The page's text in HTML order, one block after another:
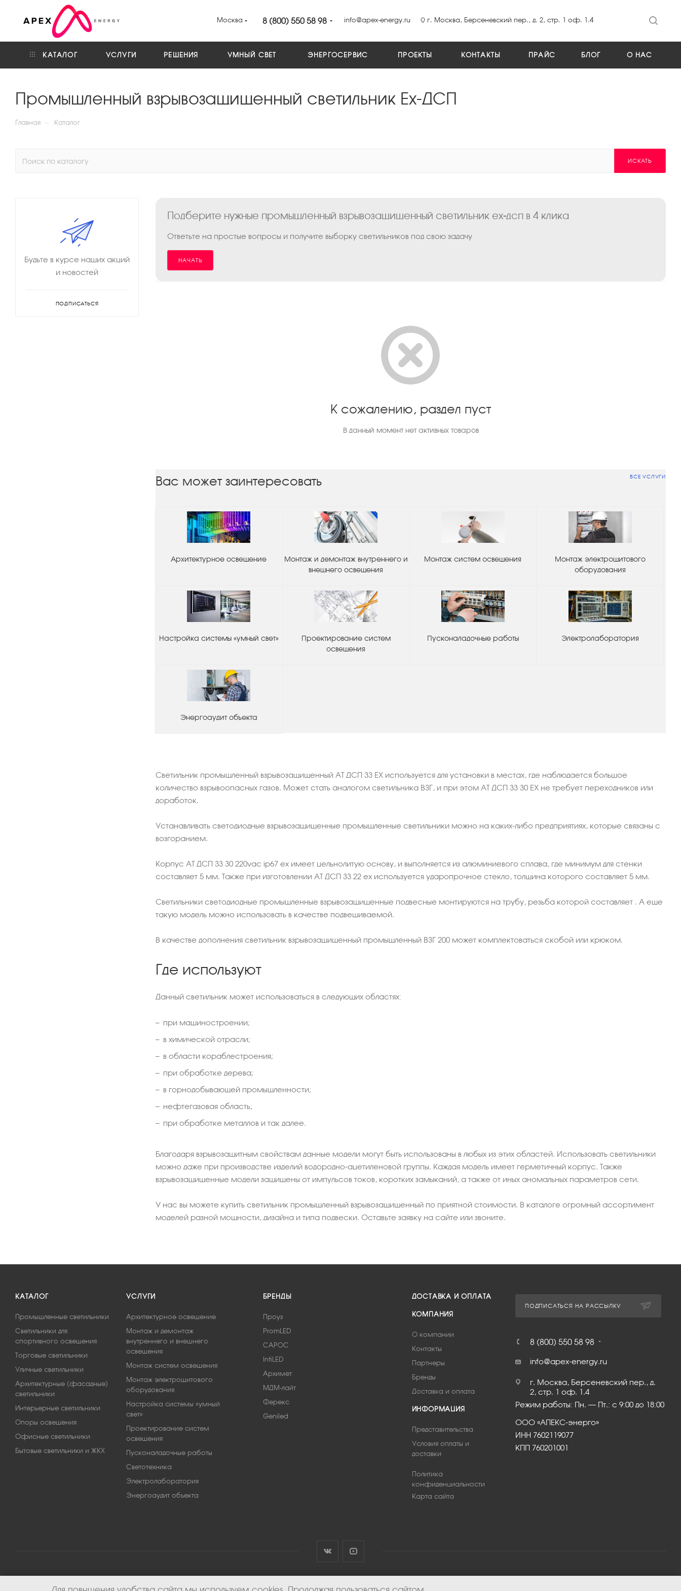
Москва 8 (800) 550 58 98 info@apex-energy.ru г. Москва, Берсеневский пер., д. 2, стр. 1 оф. 1.4
КАТАЛОГ УСЛУГИ РЕШЕНИЯ УМНЫЙ СВЕТ ЭНЕРГОСЕРВИС ПРОЕКТЫ КОНТАКТЫ ПРАЙС БЛОГ О НАС
Промышленный взрывозащищенный светильник Ex-ДСП
Главная — Каталог
ИСКАТЬ
Подберите нужные промышленный взрывозащищенный светильник ex-дсп в 4 клика
Ответьте на простые вопросы и получите выборку светильников под свою задачу
НАЧАТЬ
К сожалению, раздел пуст
В данный момент нет активных товаров
Вас может заинтересовать ВСЕ УСЛУГИ
Архитектурное освещение
Монтаж и демонтаж внутреннего и
внешнего освещения
Монтаж систем освещения
Монтаж электрощитового
оборудования
Настройка системы «умный свет»
Проектирование систем
освещения
Пусконаладочные работы Электролаборатория
Энергоаудит объекта
Светильник промышленный взрывозащищенный АТ ДСП 33 ЕХ используется для установки в местах, где наблюдается большое
количество взрывоопасных газов. Может стать аналогом светильника ВЗГ, и при этом АТ ДСП 33 30 ЕХ не требует переходников или
доработок.
Устанавливать светодиодные взрывозащищенные промышленные светильники можно на каких-либо предприятиях, которые связаны с
возгоранием.
Корпус АТ ДСП 33 30 220vac ip67 ex имеет цельнолитую основу, и выполняется из алюминиевого сплава, где минимум для стенки
составляет 5 мм. Также при изготовлении АТ ДСП 33 22 ex используется ударопрочное стекло, толщина которого составляет 5 мм.
Светильники светодиодные промышленные взрывозащищенные подвесные монтируются на трубу, резьба которой составляет ¾. А еще
такую модель можно использовать в качестве подвешиваемой.
В качестве дополнения светильник взрывозащищенный промышленный ВЗГ 200 может комплектоваться скобой или крюком.
Где используют
Данный светильник может использоваться в следующих областях:
при машиностроении;
в химической отрасли;
в области кораблестроения;
при обработке дерева;
в горнодобывающей промышленности;
нефтегазовая область;
при обработке металлов и так далее.
Благодаря взрывозащитным свойствам данные модели могут быть использованы в любых из этих областей. Использовать светильники
можно даже при производстве изделий водородно-ацетиленовой группы. Каждая модель имеет герметичный корпус. Также
взрывозащищенные модели защищены от импульсов токов, коротких замыканий, а также от иных аномальных параметров сети.
У нас вы можете купить светильник промышленный взрывозащищенный по приятной стоимости. В каталоге огромный ассортимент
моделей разной мощности, дизайна и типа подвески. Оставьте заявку на сайте или звоните.
Будьте в курсе наших акций
и новостей
ПОДПИСАТЬСЯ
КАТАЛОГ
Промышленные светильники
Светильники для
спортивного освещения
Торговые светильники
Уличные светильники
Архитектурные (фасадные)
светильники
Интерьерные светильники
Опоры освещения
Офисные светильники
Бытовые светильники и ЖКХ
УСЛУГИ
Архитектурное освещение
Монтаж и демонтаж
внутреннего и внешнего
освещения
Монтаж систем освещения
Монтаж электрощитового
оборудования
Настройка системы «умный
свет»
Проектирование систем
освещения
Пусконаладочные работы
Светотехника
Электролаборатория
Энергоаудит объекта
БРЕНДЫ
Проуз
PromLED
САРОС
IntiLED
Архимет
МДМ-лайт
Ферекс
Geniled
ДОСТАВКА И ОПЛАТА
КОМПАНИЯ
О компании
Контакты
Партнеры
Бренды
Доставка и оплата
ИНФОРМАЦИЯ
Представительства
Условия оплаты и
доставки
Политика
конфиденциальности
Карта сайта
ПОДПИСАТЬСЯ НА РАССЫЛКУ
8 (800) 550 58 98
info@apex-energy.ru
г. Москва, Берсеневский пер., д.
2, стр. 1 оф. 1.4
Режим работы: Пн. – Пт.: с 9:00 до 18:00
ООО «АПЕКС-энерго»
ИНН 7602119077
КПП 760201001